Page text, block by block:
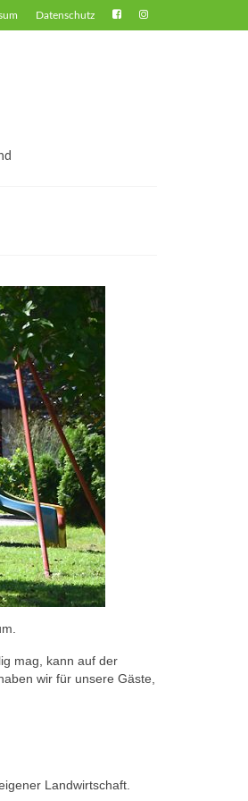
Datenschutz
mag, kann auf der
wir für unsere Gäste,
Landwirtschaft.